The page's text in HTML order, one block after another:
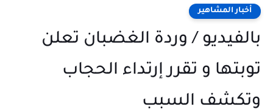
أخبار المشاهير
بالفيديو / وردة الغضبان تعلن
توبتها و تقرر إرتداء الحجاب
وتكشف السبب